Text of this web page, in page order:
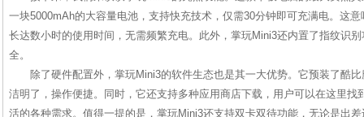
一块5000mAh的大容量电池，支持快充技术，仅需30分钟即可充满电。这
长达数小时的使用时间，无需频繁充电。此外，掌玩Mini3还内置了指纹识
全。
除了硬件配置外，掌玩Mini3的软件生态也是其一大优势。它预装了酷
洁明了，操作便捷。同时，它还支持多种应用商店下载，用户可以在这里找
活的各种需求。值得一提的是，掌玩Mini3还支持双卡双待功能，无论是出